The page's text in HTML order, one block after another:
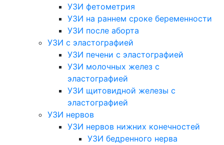
УЗИ фетометрия
УЗИ на раннем сроке беременности
УЗИ после аборта
УЗИ с эластографией
УЗИ печени с эластографией
УЗИ молочных желез с
эластографией
УЗИ щитовидной железы с
эластографией
УЗИ нервов
УЗИ нервов нижних конечностей
УЗИ бедренного нерва